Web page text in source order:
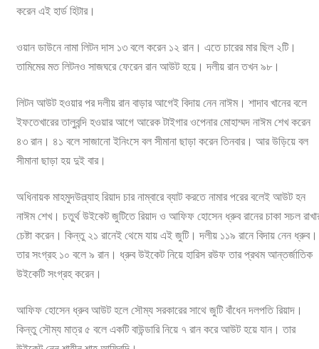
করেন এই হার্ড হিটার।
ওয়ান ডাউনে নামা লিটন দাস ১৩ বলে করেন ১২ রান। এতে চারের মার ছিল ২টি।
তামিমের মত লিটনও সাজঘরে ফেরেন রান আউট হয়ে। দলীয় রান তখন ৯৮।
লিটন আউট হওয়ার পর দলীয় রান বাড়ার আগেই বিদায় নেন নাঈম। শাদাব খানের বলে
ইফতেখারের তালুবন্দি হওয়ার আগে আরেক টাইগার ওপেনার মোহাম্মদ নাঈম শেখ করেন
৪৩ রান। ৪১ বলে সাজানো ইনিংসে বল সীমানা ছাড়া করেন তিনবার। আর উড়িয়ে বল
সীমানা ছাড়া হয় দুই বার।
অধিনায়ক মাহমুদউল্ল্যাহ রিয়াদ চার নাম্বারে ব্যাট করতে নামার পরের বলেই আউট হন
নাঈম শেখ। চতুর্থ উইকেট জুটিতে রিয়াদ ও আফিফ হোসেন ধ্রুব রানের চাকা সচল
চেষ্টা করেন। কিন্তু ২১ রানেই থেমে যায় এই জুটি। দলীয় ১১৯ রানে বিদায় নেন ধ্রুব।
তার সংগ্রহ ১০ বলে ৯ রান। ধ্রুব উইকেট নিয়ে হারিস রউফ তার প্রথম আন্তর্জাতিক
উইকেটি সংগ্রহ করেন।
আফিফ হোসেন ধ্রুব আউট হলে সৌম্য সরকারের সাথে জুটি বাঁধেন দলপতি রিয়াদ।
কিন্তু সৌম্য মাত্র ৫ বলে একটি বাউন্ডারি নিয়ে ৭ রান করে আউট হয়ে যান। তার